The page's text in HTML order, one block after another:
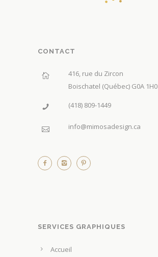
CONTACT
416, rue du Zircon
Boischatel (Québec) G0A 1H0
(418) 809-1449
info@mimosadesign.ca
SERVICES GRAPHIQUES
Accueil